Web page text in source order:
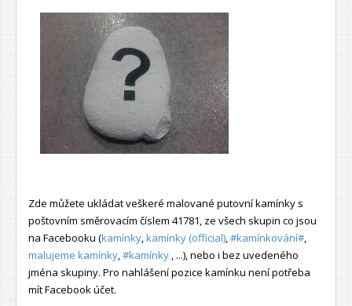
Zde můžete ukládat veškeré malované putovní kamínky s
poštovním směrovacím číslem 41781, ze všech skupin co jsou
na Facebooku (kamínky kamínky (official) #kamínkování#
malujeme kamínky #kamínky , ...), nebo i bez uvedeného
jména skupiny. Pro nahlášení pozice kamínku není potřeba
mít Facebook účet.